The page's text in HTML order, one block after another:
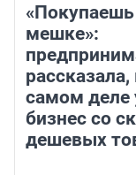
«Покупаешь
мешке»:
рассказала,
самом деле
бизнес со
дешевых